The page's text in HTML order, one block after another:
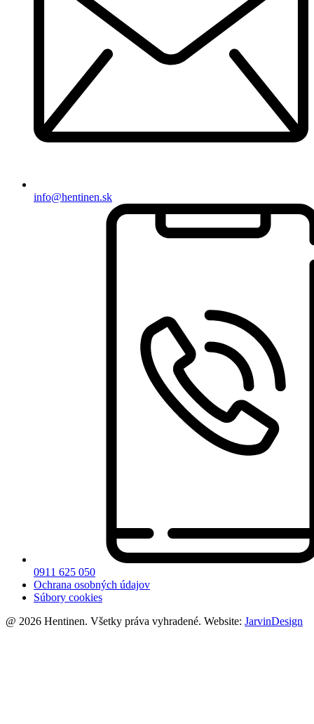
info@hentinen.sk
0911 625 050
Ochrana osobných údajov
Súbory cookies
@ 2026 Hentinen. Všetky práva vyhradené. Website: JarvinDesign